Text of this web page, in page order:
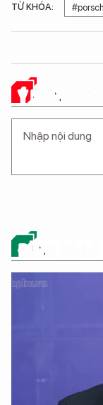
TỪ KHÓA:
Ý KIẾN CỦA
ĐỪNG BỎ LỠ